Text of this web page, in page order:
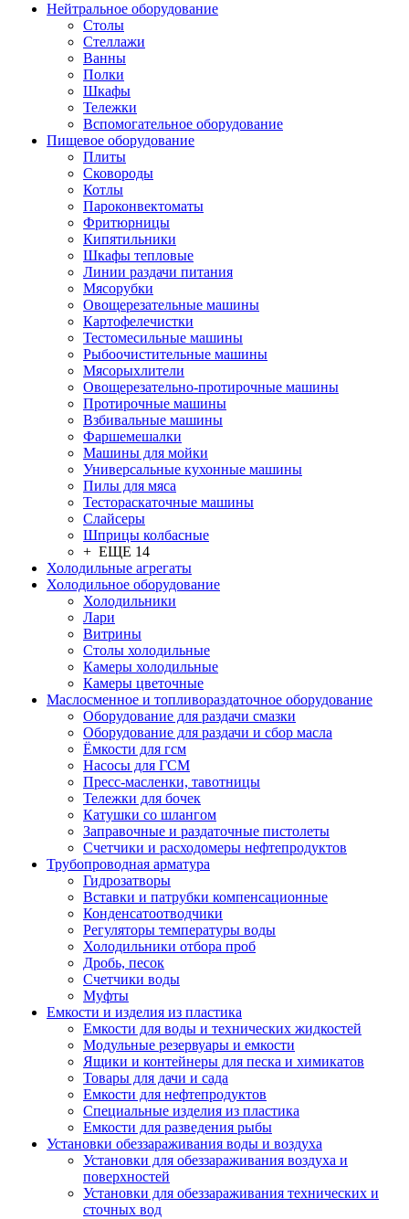
Нейтральное оборудование
Столы
Стеллажи
Ванны
Полки
Шкафы
Тележки
Вспомогательное оборудование
Пищевое оборудование
Плиты
Сковороды
Котлы
Пароконвектоматы
Фритюрницы
Кипятильники
Шкафы тепловые
Линии раздачи питания
Мясорубки
Овощерезательные машины
Картофелечистки
Тестомесильные машины
Рыбоочистительные машины
Мясорыхлители
Овощерезательно-протирочные машины
Протирочные машины
Взбивальные машины
Фаршемешалки
Машины для мойки
Универсальные кухонные машины
Пилы для мяса
Тестораскаточные машины
Слайсеры
Шприцы колбасные
+ ЕЩЕ 14
Холодильные агрегаты
Холодильное оборудование
Холодильники
Лари
Витрины
Столы холодильные
Камеры холодильные
Камеры цветочные
Маслосменное и топливораздаточное оборудование
Оборудование для раздачи смазки
Оборудование для раздачи и сбор масла
Ёмкости для гсм
Насосы для ГСМ
Пресс-масленки, тавотницы
Тележки для бочек
Катушки со шлангом
Заправочные и раздаточные пистолеты
Счетчики и расходомеры нефтепродуктов
Трубопроводная арматура
Гидрозатворы
Вставки и патрубки компенсационные
Конденсатоотводчики
Регуляторы температуры воды
Холодильники отбора проб
Дробь, песок
Счетчики воды
Муфты
Емкости и изделия из пластика
Емкости для воды и технических жидкостей
Модульные резервуары и емкости
Ящики и контейнеры для песка и химикатов
Товары для дачи и сада
Емкости для нефтепродуктов
Специальные изделия из пластика
Емкости для разведения рыбы
Установки обеззараживания воды и воздуха
Установки для обеззараживания воздуха и
поверхностей
Установки для обеззараживания технических и
сточных вод